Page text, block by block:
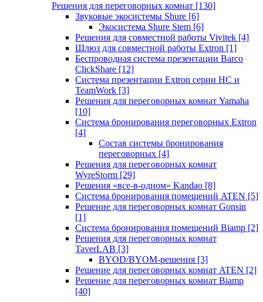
Решения для переговорных комнат [130]
Звуковые экосистемы Shure [6]
Экосистема Shure Stem [6]
Решения для совместной работы Vivitek [4]
Шлюз для совместной работы Extron [1]
Беспроводная система презентации Barco
ClickShare [12]
Система презентации Extron серии HC и
TeamWork [3]
Решения для переговорных комнат Yamaha
[10]
Система бронирования переговорных Extron
[4]
Состав системы бронирования
переговорных [4]
Решения для переговорных комнат
WyreStorm [29]
Решения «все-в-одном» Kandao [8]
Система бронирования помещений ATEN [5]
Решение для переговорных комнат Gonsin
[1]
Система бронирования помещений Biamp [2]
Решения для переговорных комнат
TaverLAB [3]
BYOD/BYOM-решения [3]
Решение для переговорных комнат ATEN [2]
Решение для переговорных комнат Biamp
[40]